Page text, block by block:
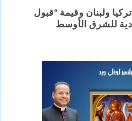
ولبنان وقيمة “قبول
للشرق الأوسط